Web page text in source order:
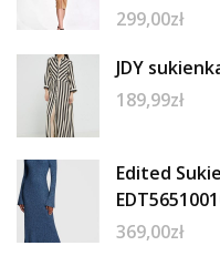
299,00zł
JDY
189,99zł
Edited
369,00zł